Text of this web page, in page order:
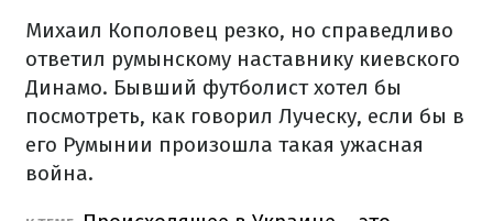
Михаил Кополовец резко, но справедливо
ответил румынскому наставнику киевского
Динамо. Бывший футболист хотел бы
посмотреть, как говорил Луческу, если бы в
его Румынии произошла такая ужасная
война.